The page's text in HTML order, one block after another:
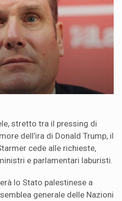
stretto tra il pressing di
dell’ira di Donald Trump, il
cede alle richieste,
e parlamentari laburisti.
lo Stato palestinese a
generale delle Nazioni